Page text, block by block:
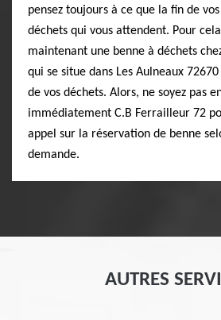
pensez toujours à ce que la fin de
déchets qui vous attendent. Pour
maintenant une benne à déchets
qui se situe dans Les Aulneaux
de vos déchets. Alors, ne soyez pas
immédiatement C.B Ferrailleur 72
appel sur la réservation de benne
demande.
AUTRES